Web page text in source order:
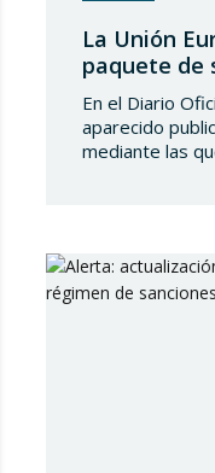
La Unión
paquete de
En el Diario
aparecido
mediante las
contra dicho